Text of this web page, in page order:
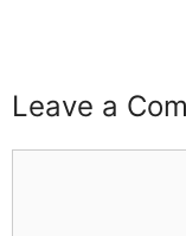
Leave a